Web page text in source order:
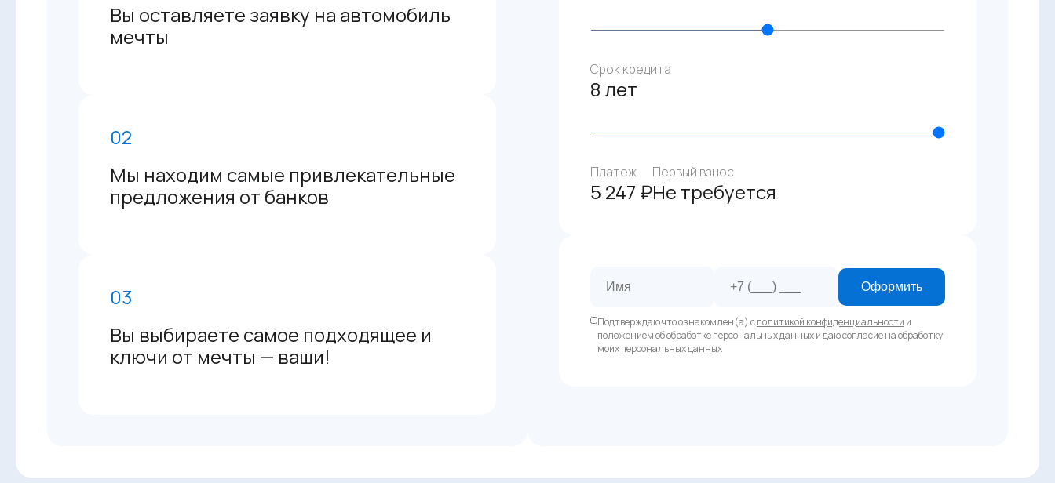
Вы оставляете заявку на автомобиль
мечты
02
Мы находим самые привлекательные
предложения от банков
03
Вы выбираете самое подходящее и
ключи от мечты — ваши!
Срок кредита
8 лет
Платеж
5 247 ₽
Первый взнос
Не требуется
Оформить
Подтверждаю что ознакомлен(а) сполитикой конфиденциальности и
положением об обработке персональных данныхи даю согласие на обработку
моих персональных данных